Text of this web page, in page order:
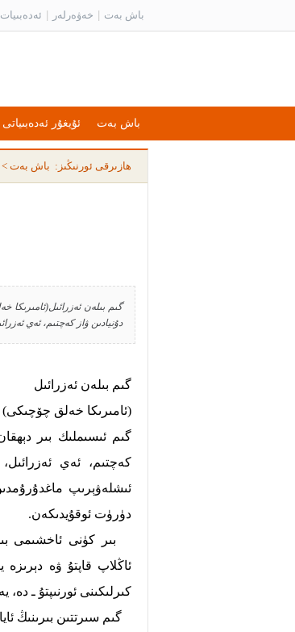
باش بەت خەۋەرلەر ئەدەبىيات
باش بەت ئۇيغۇر ئەدەبىياتى
ھازىرقى ئورنىڭىز: باش بەت >
گىم بىلەن
دۇنيادىن ۋاز كەچتىم، ئەي
گىم بىلەن ئەزرائىل
(ئامىرىكا خەلق چۆچىكى)
گىم ئىسىملىك بىر
كەچتىم، ئەي
ئىشلەۋېرىپ
دۈرۈت ئوقۇيدىكەن.
بىر كۈنى ئاخشىمى بىر
ئاڭلاپ قاپتۇ ۋە دېرىزە
كىرلىكىنى ئورنىپتۇ ـ دە،
گىم سىرتتىن بىرىنىڭ